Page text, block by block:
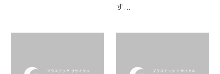
す...